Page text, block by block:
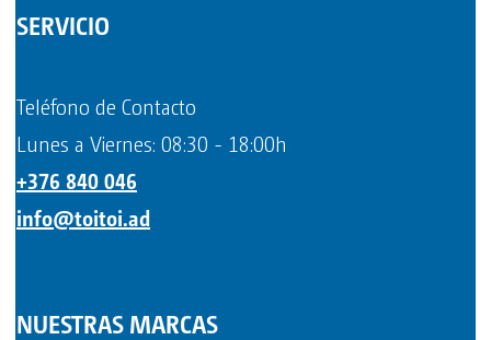
SERVICIO
Teléfono de Contacto
Lunes a Viernes: 08:30 - 18:00h
+376 840 046
info@toitoi.ad
NUESTRAS MARCAS